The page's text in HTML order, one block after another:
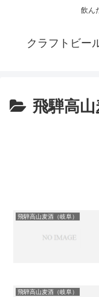
飲ん
クラフトビー
飛騨高山
飛騨高山麦酒（岐阜）
飛騨高山麦酒（岐阜）